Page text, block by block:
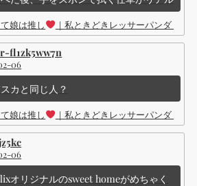
娘は推し ｜私ときどきレッサーパンダ ｜
fl1zk5ww7n
06
カと同じ人？
娘は推し ｜私ときどきレッサーパンダ ｜
06
オリジナルのsweet homeがめちゃく